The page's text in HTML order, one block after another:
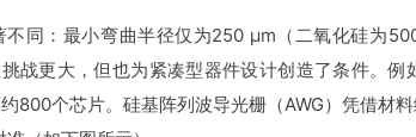
同：最小弯曲半径仅为250 μm（二氧化硅为
战更大，但也为紧凑型器件设计创造了条件。例
800个芯片。硅基阵列波导光栅（AWG）凭借材